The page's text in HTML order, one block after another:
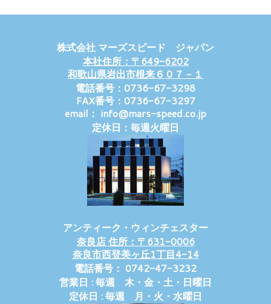
株式会社 マーズスピード ジャパン
本社住所：〒649-6202
和歌山県岩出市根来６０７－１
電話番号：0736-67-3298
FAX番号：0736-67-3297
email： info@mars-speed.co.jp
定休日：毎週火曜日
アンティーク・ウィンチェスター
奈良店 住所：〒631-0006
奈良市西登美ヶ丘1丁目4-14
電話番号： 0742-47-3232
営業日 : 毎週 木・金・土・日曜日
定休日 : 毎週 月・火・水曜日